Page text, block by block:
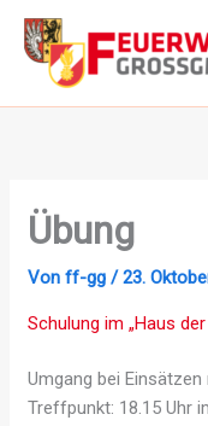
Zum
Inhalt
springen
Übung
Vonff-gg/23.
Schulung im „Haus
Umgang bei
Treffpunkt: 18.15 Uhr